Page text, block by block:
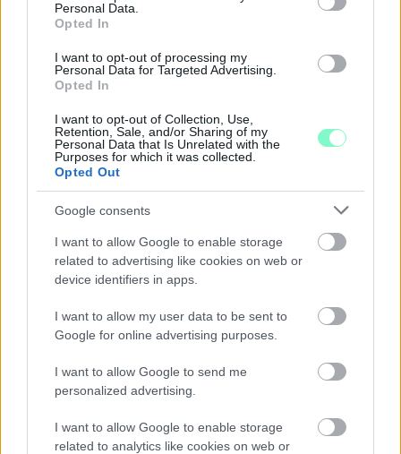
Personal Data.
Opted In
I want to opt-out of processing my
Personal Data for Targeted Advertising.
Opted In
I want to opt-out of Collection, Use,
Retention, Sale, and/or Sharing of my
Personal Data that Is Unrelated with the
Purposes for which it was collected.
Opted Out
Google consents
I want to allow Google to enable storage
related to advertising like cookies on web or
device identifiers in apps.
I want to allow my user data to be sent to
Google for online advertising purposes.
I want to allow Google to send me
personalized advertising.
I want to allow Google to enable storage
related to analytics like cookies on web or
ÁTADJÁK A MEGÚJULT ERZSÉBET LIGETI
KRESZ-PARKOT GYŐRBEN – CSALÁDI
Ügyességi versenyek, KRESZ-kvíz, ingyenes kerékpár- és e-
rollerjelölés is várja a családokat augusztus 8-án.